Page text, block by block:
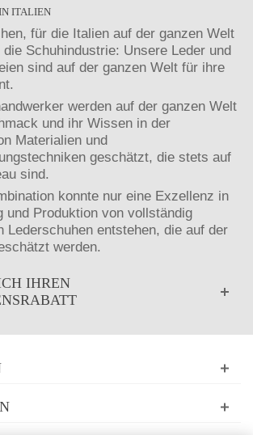
ITALIEN
für die Italien auf der ganzen Welt
Schuhindustrie: Unsere Leder und
sind auf der ganzen Welt für ihre
werden auf der ganzen Welt
und ihr Wissen in der
Materialien und
geschätzt, die stets auf
sind.
konnte nur eine Exzellenz in
und Produktion von vollständig
Lederschuhen entstehen, die auf der
werden.
IHREN